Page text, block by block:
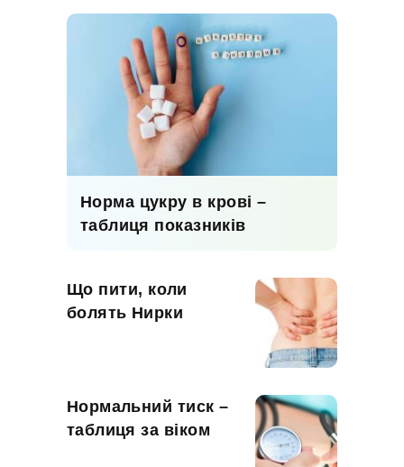
Норма цукру в крові –
таблиця показників
Що пити, коли
болять Нирки
Нормальний тиск –
таблиця за віком